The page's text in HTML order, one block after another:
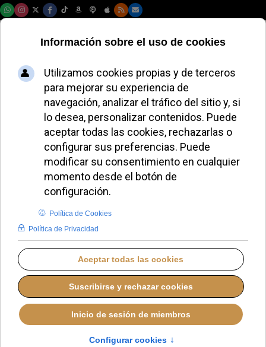
La Orden de las
Escuelas Pías
defiende la
integridad del
obispo Pedro
Aguado
REDACCIÓN IGLESIA HOY JUEVES, 16 OCTUBRE 2025 17:20